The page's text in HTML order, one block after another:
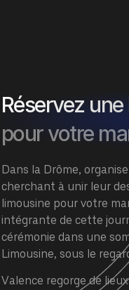
Réservez
pour votre
Dans la Drôme,
cherchant à unir leur
limousine pour votre
intégrante de cette
cérémonie dans une
Limousine, sous le
Valence regorge de